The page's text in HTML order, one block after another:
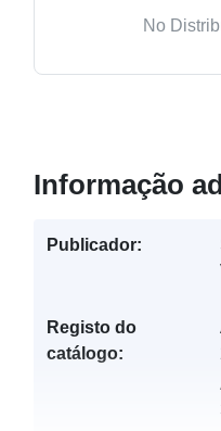
No
Informação
Publicador:
Registo do
catálogo: